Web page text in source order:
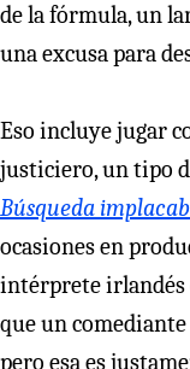
de la fórmula, un
una excusa para
Eso incluye jugar
justiciero, un tipo
Búsqueda
ocasiones en
intérprete irlandés
que un
pero esa es